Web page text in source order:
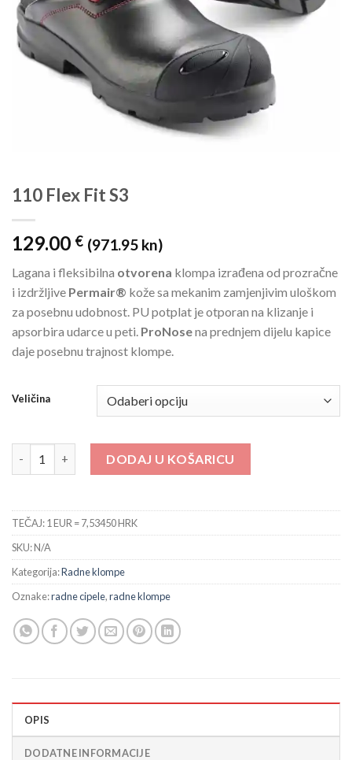
110 Flex Fit S3
129.00 € (971.95 kn)
Lagana i fleksibilna otvorena klompa izrađena od prozračne
i izdržljive Permair® kože sa mekanim zamjenjivim uloškom
za posebnu udobnost. PU potplat je otporan na klizanje i
apsorbira udarce u peti. ProNosena prednjem dijelu kapice
daje posebnu trajnost klompe.
Veličina
DODAJ U KOŠARICU
TEČAJ: 1 EUR = 7,53450 HRK
SKU:N/A
Kategorija:Radne klompe
Oznake:radne cipele,radne klompe
OPIS
DODATNE INFORMACIJE